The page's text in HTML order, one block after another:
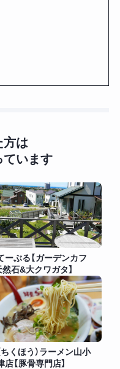
方は
ています
ーぶる【ガーデンカフ
石&大クワガタ】
ちくほう）ラーメン山小
店【豚骨専門店】